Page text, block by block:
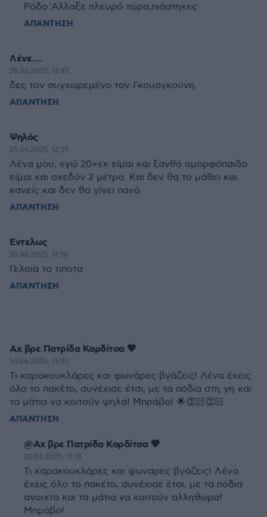
Ρόδο.'Αλλαξε πλευρό τώρα,πιάστηκες
ΑΠΑΝΤΗΣΗ
Λένε....
25.06.2025, 12:47
δες τον συγχωρεμένο τον Γκουσγκούνη.
ΑΠΑΝΤΗΣΗ
Ψηλός
25.06.2025, 12:21
Λένα μου, εγώ 20+εκ είμαι και ξανθό ομορφόπαιδο
είμαι και σχεδόν 2 μέτρα. Και δεν θα το μάθει και
κανείς και δεν θα γίνει πανό
ΑΠΑΝΤΗΣΗ
Εντελως
25.06.2025, 11:58
Γελοια το τιποτα
ΑΠΑΝΤΗΣΗ
Αχ βρε Πατρίδα Καρδίτσα 💖
25.06.2025, 11:05
Τι καρακουκλάρες και φωνάρες βγάζεις! Λένα έχεις
όλο το πακέτο, συνέχισε έτσι, με τα πόδια στη γη και
τα μάτια να κοιτούν ψηλά! Μπράβο! 🌟👏🏻👏🏻
ΑΠΑΝΤΗΣΗ
@Αχ βρε Πατρίδα Καρδίτσα 💖
25.06.2025, 11:18
Τι καρακουκλάρες και ψωναρες βγάζεις! Λένα
έχεις όλο το πακέτο, συνέχισε έτσι, με τα πόδια
ανοιχτα και τα μάτια να κοιτούν αλληθωρα!
Μπράβο!